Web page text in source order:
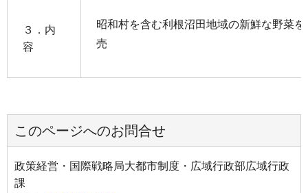
３．内
容
昭和村を含む利根沼田地域の新鮮な野菜
売
このページへのお問合せ
政策経営・国際戦略局大都市制度・広域行政部広域行政
課